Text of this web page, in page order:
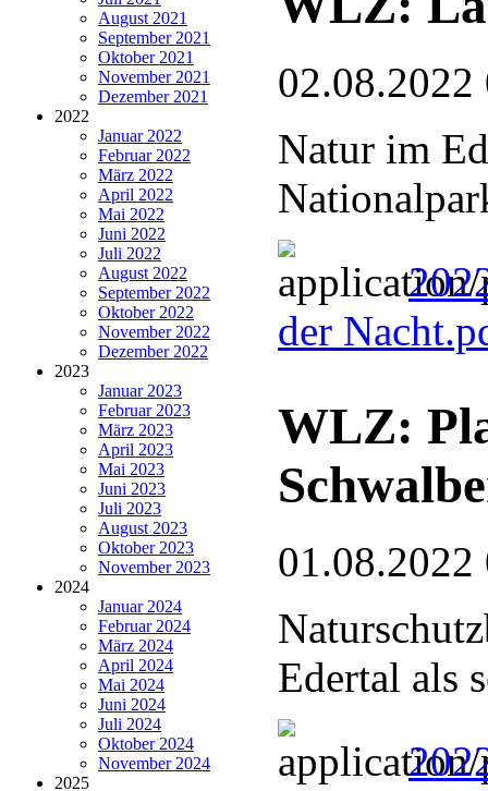
August 2021
September 2021
Oktober 2021
November 2021
Dezember 2021
2022
Januar 2022
Februar 2022
März 2022
April 2022
Mai 2022
Juni 2022
Juli 2022
August 2022
September 2022
Oktober 2022
November 2022
Dezember 2022
2023
Januar 2023
Februar 2023
März 2023
April 2023
Mai 2023
Juni 2023
Juli 2023
August 2023
Oktober 2023
November 2023
2024
Januar 2024
Februar 2024
März 2024
April 2024
Mai 2024
Juni 2024
Juli 2024
Oktober 2024
November 2024
2025
02.08.2022
Natur im
der
WLZ:
01.08.2022
Edertal als